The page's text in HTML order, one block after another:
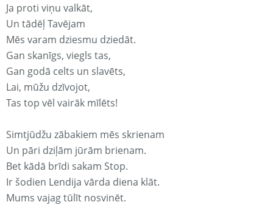
Ja proti viņu valkāt,
Un tādēļ Tavējam
Mēs varam dziesmu dziedāt.
Gan skanīgs, viegls tas,
Gan godā celts un slavēts,
Lai, mūžu dzīvojot,
Tas top vēl vairāk mīlēts!
Simtjūdžu zābakiem mēs skrienam
Un pāri dziļām jūrām brienam.
Bet kādā brīdi sakam Stop.
Ir šodien Lendija vārda diena klāt.
Mums vajag tūlīt nosvinēt.